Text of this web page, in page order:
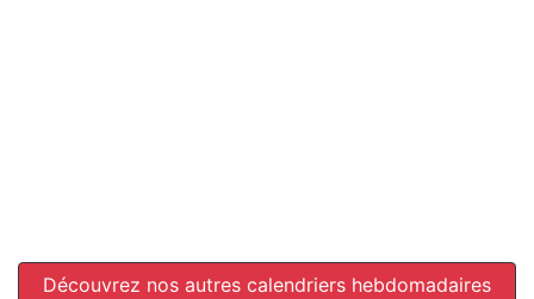
Découvrez nos autres calendriers hebdomadaires